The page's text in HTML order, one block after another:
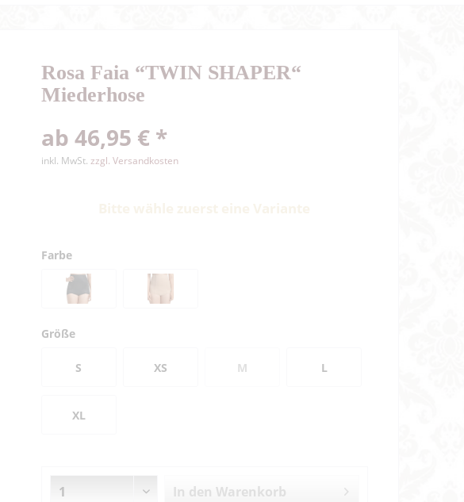
Rosa Faia “TWIN SHAPER“
Miederhose
ab 46,95 € *
inkl. MwSt. zzgl. Versandkosten
Farbe
Größe
S XS M L
XL
In den Warenkorb